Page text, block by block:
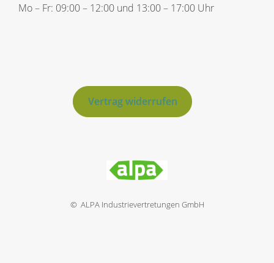
Mo – Fr: 09:00 – 12:00 und 13:00 – 17:00 Uhr
Vertrag widerrufen
© ALPA Industrievertretungen GmbH